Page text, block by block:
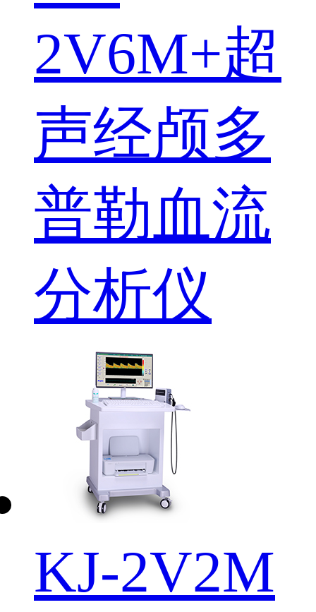
2V6M+超
声经颅多
普勒血流
分析仪
KJ-2V2M